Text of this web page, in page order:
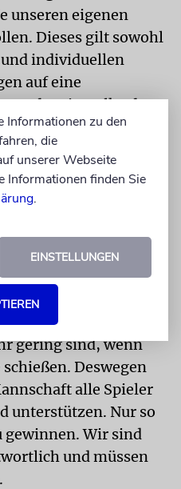
unseren eigenen
Dieses gilt sowohl
individuellen
auf eine
oder ein Volk oder
Sobald wir sehen,
getan wird, ihm
bereitet
dass alle Menschen
sind. Wir
Und wenn bei
funktioniert, wird
genauso wie die
gering sind, wenn
Deswegen
alle Spieler
unterstützen. Nur so
gewinnen. Wir sind
und müssen
Informationen zu den
die
unserer Webseite
Informationen finden Sie
.
EINSTELLUNGEN